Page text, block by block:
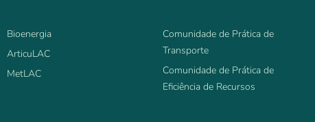
Bioenergia
ArticuLAC
MetLAC
Comunidade de Prática de
Transporte
Comunidade de Prática de
Eficiência de Recursos